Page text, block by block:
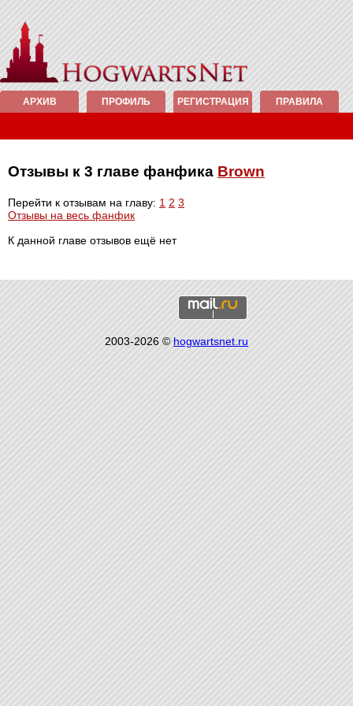
АРХИВ ПРОФИЛЬ РЕГИСТРАЦИЯ ПРАВИЛА
Отзывы к 3 главе фанфика Brown
Перейти к отзывам на главу: 1 2 3
Отзывы на весь фанфик
К данной главе отзывов ещё нет
2003-2026 ©hogwartsnet.ru